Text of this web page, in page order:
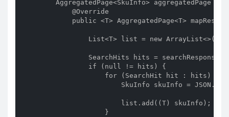
AggregatedPage<SkuInfo> aggregatedPage =
            @Override
public <T> AggregatedPage<T>
                List<T> list = new ArrayList<>();
SearchHits hits =
                if (null != hits) {
                    for (SearchHit hit : hits) {
SkuInfo skuInfo =
                        list.add((T) skuInfo);
                    }